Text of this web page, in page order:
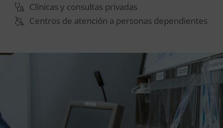
Clínicas y consultas privadas
Centros de atención a personas dependientes